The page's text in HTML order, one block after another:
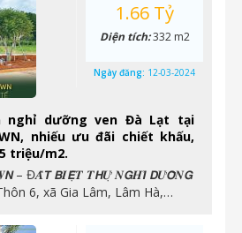
nghỉ dưỡng ven Đà Lạt tại
nhiếu ưu đãi chiết khấu,
triệu/m2.
– Đ𝑨̂́𝙏 𝘽𝑰𝙀̣̂𝑻 𝑻𝙃𝑼̛̣ 𝑵𝙂𝑯𝙄̉ 𝘿𝑼̛𝙊̛̃𝑵𝙂
6, xã Gia Lâm, Lâm Hà,…
1.66 Tỷ
Diện tích:332 m2
Ngày đăng: 12-03-2024